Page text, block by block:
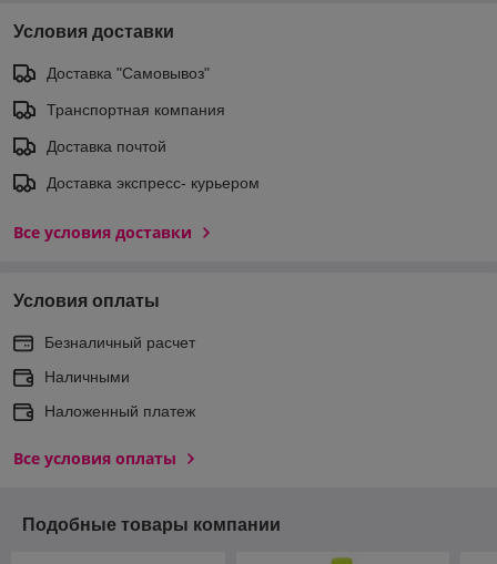
Условия доставки
Доставка "Самовывоз"
Транспортная компания
Доставка почтой
Доставка экспреcс- курьером
Все условия доставки
Условия оплаты
Безналичный расчет
Наличными
Наложенный платеж
Все условия оплаты
Подобные товары компании